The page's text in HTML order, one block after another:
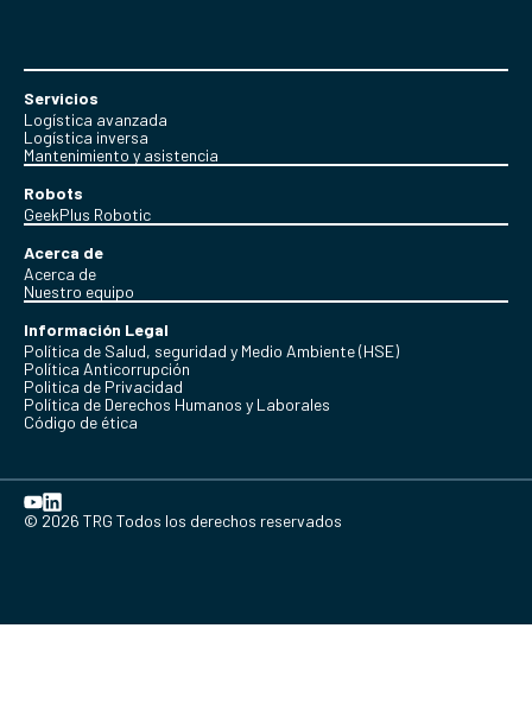
Servicios
Logística avanzada
Logística inversa
Mantenimiento y asistencia
Robots
GeekPlus Robotic
Acerca de
Acerca de
Nuestro equipo
Información Legal
Política de Salud, seguridad y Medio Ambiente (HSE)
Política Anticorrupción
Politica de Privacidad
Política de Derechos Humanos y Laborales
Código de ética
© 2026 TRG Todos los derechos reservados